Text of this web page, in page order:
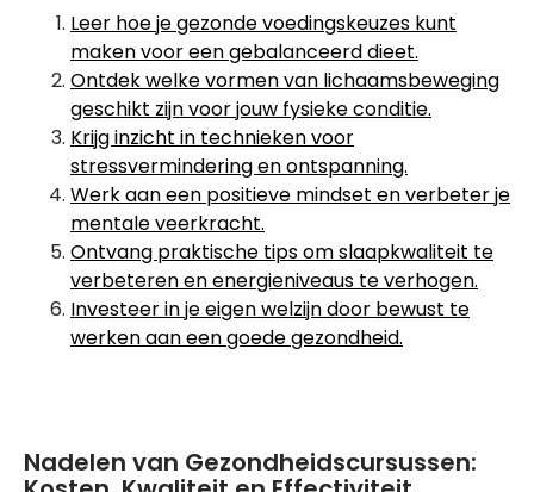
Leer hoe je gezonde voedingskeuzes kunt
maken voor een gebalanceerd dieet.
Ontdek welke vormen van lichaamsbeweging
geschikt zijn voor jouw fysieke conditie.
Krijg inzicht in technieken voor
stressvermindering en ontspanning.
Werk aan een positieve mindset en verbeter je
mentale veerkracht.
Ontvang praktische tips om slaapkwaliteit te
verbeteren en energieniveaus te verhogen.
Investeer in je eigen welzijn door bewust te
werken aan een goede gezondheid.
Nadelen van Gezondheidscursussen: